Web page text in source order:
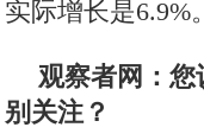
的。很多人说世
界经济有望继
的。